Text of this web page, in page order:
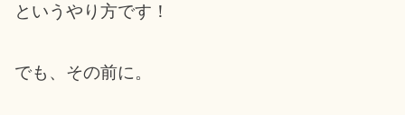
というやり方です！
でも、その前に。